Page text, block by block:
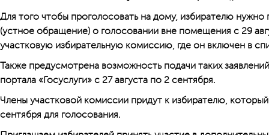
Для того чтобы проголосовать на дому, избирателю нужно
(устное обращение) о голосовании вне помещения с 29
участковую избирательную комиссию, где он включен в
Также предусмотрена возможность подачи таких
портала «Госуслуги» с 27 августа по 2 сентября.
Члены участковой комиссии придут к избирателю,
сентября для голосования.